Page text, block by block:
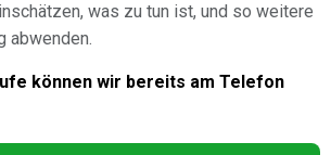
was zu tun ist, und so weitere
abwenden.
können wir bereits am Telefon